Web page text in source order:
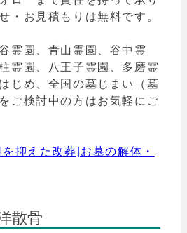
・お見積もりは無料です。
霊園、青山霊園、谷中霊
霊園、八王子霊園、多磨霊
じめ、全国の墓じまい（墓
ご検討中の方はお気軽にご
抑えた改葬|お墓の解体・
散骨